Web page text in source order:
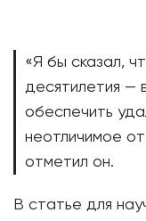
«Я бы сказал,
десятилетия —
обеспечить
неотличимое
отметил он.
В статье для